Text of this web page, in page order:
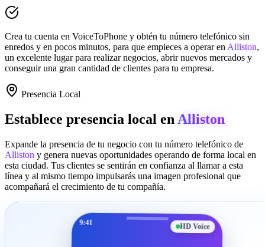
Crea tu cuenta en VoiceToPhone y obtén tu número telefónico sin
enredos y en pocos minutos, para que empieces a operar en Alliston,
un excelente lugar para realizar negocios, abrir nuevos mercados y
conseguir una gran cantidad de clientes para tu empresa.
Presencia Local
Establece presencia local en Alliston
Expande la presencia de tu negocio con tu número telefónico de
Alliston y genera nuevas oportunidades operando de forma local en
esta ciudad. Tus clientes se sentirán en confianza al llamar a esta
línea y al mismo tiempo impulsarás una imagen profesional que
acompañará el crecimiento de tu compañía.
9:41 HD Voice